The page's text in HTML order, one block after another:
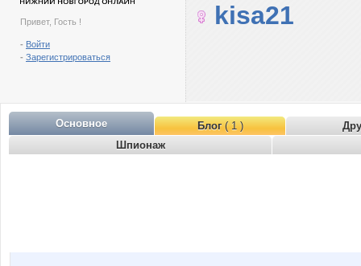
Привет, Гость !
- Войти
- Зарегистрироваться
kisa21
Основное Блог( 1 )
Шпионаж